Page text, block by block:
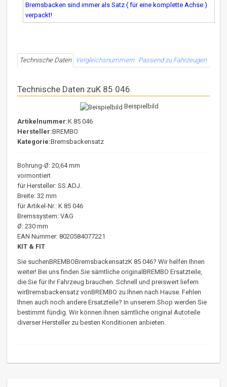
Bremsbacken sind immer als Satz ( für eine komplette Achse )
verpackt!
Technische Daten Vergleichsnummern Passend zu Fahrzeugen
Technische Daten zuK 85 046
Beispielbild
Artikelnummer:K 85 046
Hersteller:BREMBO
Kategorie:Bremsbackensatz
Bohrung-Ø: 20,64 mm
vormontiert
für Hersteller: SS.ADJ.
Breite: 32 mm
für Artikel-Nr.: K 85 046
Bremssystem: VAG
Ø: 230 mm
EAN Nummer: 8020584077221
KIT & FIT
Sie suchenBREMBOBremsbackensatzK 85 046? Wir helfen Ihnen
weiter! Bei uns finden Sie sämtliche originalBREMBO Ersatzteile,
die Sie für Ihr Fahrzeug brauchen. Schnell und preiswert liefern
wirBremsbackensatz vonBREMBO zu Ihnen nach Hause. Fehlen
Ihnen auch noch andere Ersatzteile? In unserem Shop werden Sie
bestimmt fündig. Wir können Ihnen sämtliche original Autoteile
diverser Hersteller zu besten Konditionen anbieten.